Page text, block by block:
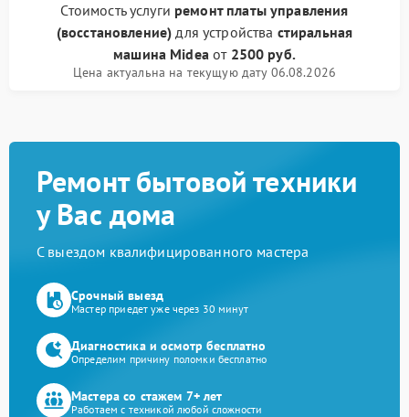
Стоимость услуги ремонт платы управления
(восстановление) для устройства стиральная
машина Mideaот 2500 руб.
Цена актуальна на текущую дату 06.08.2026
Ремонт бытовой техники
у Вас дома
С выездом квалифицированного мастера
Срочный выезд
Мастер приедет уже через 30 минут
Диагностика и осмотр бесплатно
Определим причину поломки бесплатно
Мастера со стажем 7+ лет
Работаем с техникой любой сложности